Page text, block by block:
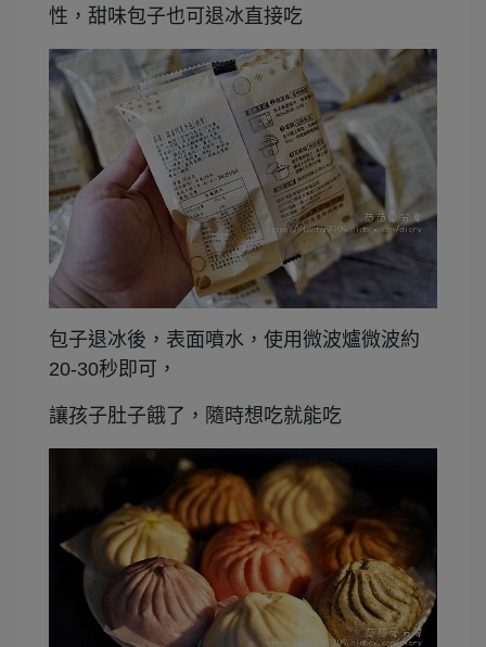
性，甜味包子也可退冰直接吃
包子退冰後，表面噴水，使用微波爐微波約
20-30秒即可，
讓孩子肚子餓了，隨時想吃就能吃